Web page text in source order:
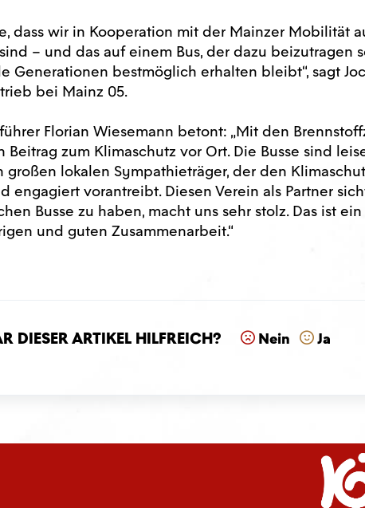
dass wir in Kooperation mit der Mainzer Mobilität
– und das auf einem Bus, der dazu beizutragen
Generationen bestmöglich erhalten bleibt“, sagt
bei Mainz 05.
Florian Wiesemann betont: „Mit den
Beitrag zum Klimaschutz vor Ort. Die Busse sind
großen lokalen Sympathieträger, der den
engagiert vorantreibt. Diesen Verein als Partner
Busse zu haben, macht uns sehr stolz. Das ist
und guten Zusammenarbeit.“
dieser Artikel hilfreich? Nein Ja